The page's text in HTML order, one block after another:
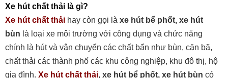
Xe hút chất thải là gì?
Xe hút chất thải hay còn gọi là xe hút bể phốt, xe hút
bùn là loại xe môi trường với công dụng và chức năng
chính là hút và vận chuyển các chất bẩn như bùn, cặn bã,
chất thải các thành phố các khu công nghiệp, khu đô thị, hộ
gia đình. Xe hút chất thải, xe hút bể phốt, xe hút bùn có